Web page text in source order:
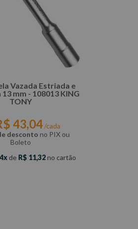
Vazada Estriada e
mm - 108013 KING
TONY
43,04/cada
desconto no PIX ou
Boleto
4 de R$ 11,32no cartão